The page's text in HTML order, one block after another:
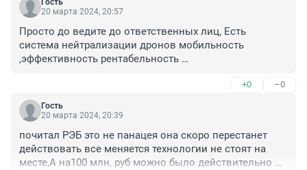
Гость
20 марта 2024, 20:57
Просто до ведите до ответственных лиц, Есть
система нейтрализации дронов мобильность
,эффективность рентабельность
+0 –0
Гость
20 марта 2024, 20:39
почитал РЭБ это не панацея она скоро перестанет
действовать все меняется технологии не стоят на
месте,А на100 млн, руб можно было действительно